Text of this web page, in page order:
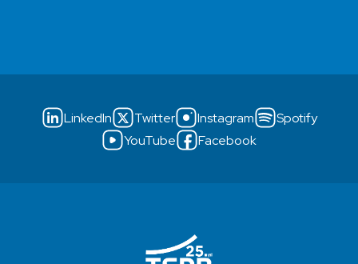
LinkedIn Twitter Instagram
Spotify
YouTube
Facebook